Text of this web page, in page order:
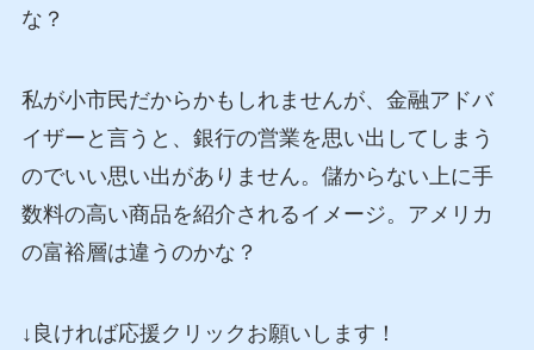
な？
私が小市民だからかもしれませんが、金融アドバ
イザーと言うと、銀行の営業を思い出してしまう
のでいい思い出がありません。儲からない上に手
数料の高い商品を紹介されるイメージ。アメリカ
の富裕層は違うのかな？
↓良ければ応援クリックお願いします！